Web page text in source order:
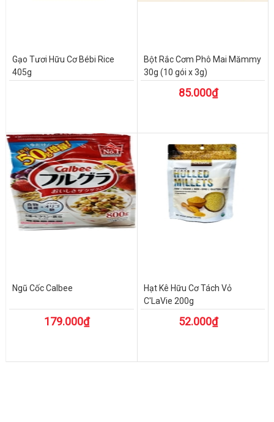
Gạo Tươi Hữu Cơ Bébi Rice
405g
Bột Rắc Cơm Phô Mai Mămmy
30g (10 gói x 3g)
85.000₫
Ngũ Cốc Calbee
179.000₫
Hạt Kê Hữu Cơ Tách Vỏ
C'LaVie 200g
52.000₫